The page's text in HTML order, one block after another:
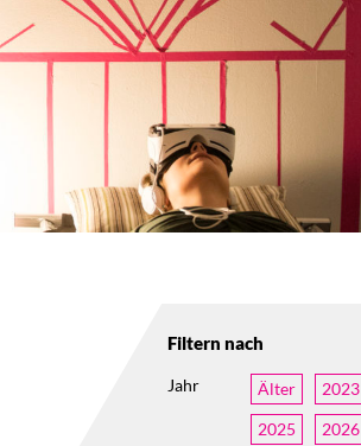
Filtern nach
Jahr Älter 2023
2025
2026